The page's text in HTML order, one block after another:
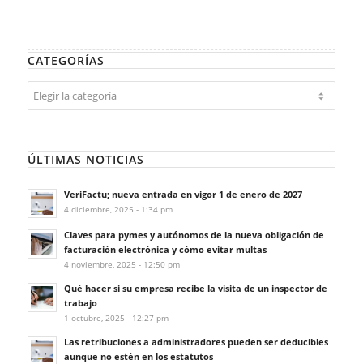
CATEGORÍAS
Categorías
ÚLTIMAS NOTICIAS
VeriFactu; nueva entrada en vigor 1 de enero de 2027
4 diciembre, 2025 - 1:34 pm
Claves para pymes y autónomos de la nueva obligación de
facturación electrónica y cómo evitar multas
4 noviembre, 2025 - 12:50 pm
Qué hacer si su empresa recibe la visita de un inspector de
trabajo
1 octubre, 2025 - 12:27 pm
Las retribuciones a administradores pueden ser deducibles
aunque no estén en los estatutos